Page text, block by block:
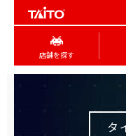
店舗を探す
タ